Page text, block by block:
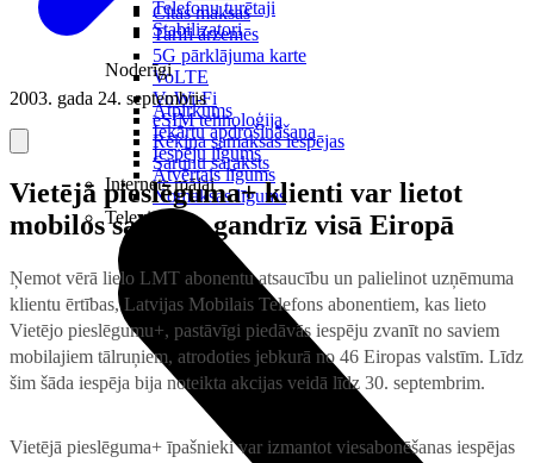
Citas maksas
Tarifi ārzemēs
5G pārklājuma karte
VoLTE
VoWi-Fi
eSIM tehnoloģija
Rēķina samaksas iespējas
Sarunu saraksts
Internets mājai
Telefonu turētaji
Stabilizatori
Noderīgi
Atpirkums
Iekārtu apdrošināšana
Iespēju līgums
Atvērtais līgums
Nomaksas līgums
Televizori
2003. gada 24. septembris
Vietējā pieslēguma+ klienti var lietot
mobilos sakarus gandrīz visā Eiropā
Ņemot vērā lielo LMT abonentu atsaucību un palielinot uzņēmuma
klientu ērtības, Latvijas Mobilais Telefons abonentiem, kas lieto
Vietējo pieslēgumu+, pastāvīgi piedāvās iespēju zvanīt no saviem
mobilajiem tālruņiem, atrodoties jebkurā no 46 Eiropas valstīm. Līdz
šim šāda iespēja bija noteikta akcijas veidā līdz 30. septembrim.
Vietējā pieslēguma+ īpašnieki var izmantot viesabonēšanas iespējas